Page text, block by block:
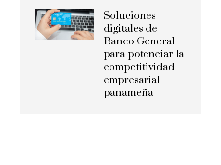
Soluciones
digitales de
Banco General
para potenciar la
competitividad
empresarial
panameña